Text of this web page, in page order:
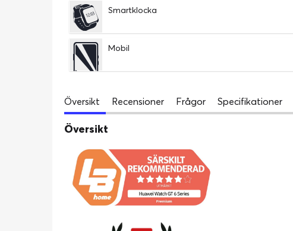
Smartklocka
Mobil
Översikt Recensioner Frågor Specifikationer
Översikt